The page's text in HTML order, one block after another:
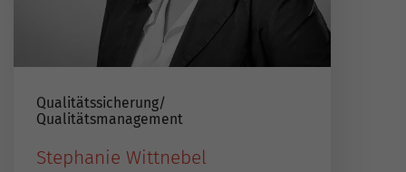
Qualitätssicherung​/​
Qualitätsmanagement
Stephanie Wittnebel